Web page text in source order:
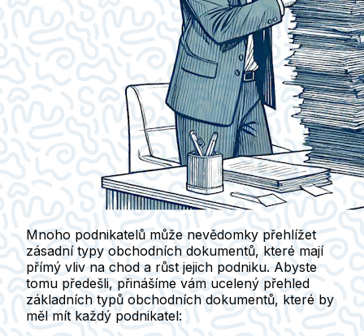
Mnoho podnikatelů může nevědomky přehlížet
zásadní typy obchodních dokumentů, které mají
přímý vliv na chod a růst jejich podniku. Abyste
tomu předešli, přinášíme vám ucelený přehled
základních typů obchodních dokumentů, které by
měl mít každý podnikatel: